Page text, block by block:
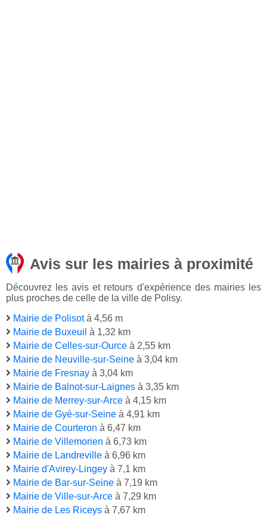
Avis sur les mairies à proximité
Découvrez les avis et retours d'expérience des mairies les
plus proches de celle de la ville de Polisy.
Mairie de Polisotà 4,56 m
Mairie de Buxeuil à 1,32 km
Mairie de Celles-sur-Ource à 2,55 km
Mairie de Neuville-sur-Seine à 3,04 km
Mairie de Fresnay à 3,04 km
Mairie de Balnot-sur-Laignes à 3,35 km
Mairie de Merrey-sur-Arce à 4,15 km
Mairie de Gyé-sur-Seine à 4,91 km
Mairie de Courteron à 6,47 km
Mairie de Villemorien à 6,73 km
Mairie de Landreville à 6,96 km
Mairie d'Avirey-Lingey à 7,1 km
Mairie de Bar-sur-Seine à 7,19 km
Mairie de Ville-sur-Arce à 7,29 km
Mairie de Les Riceys à 7,67 km